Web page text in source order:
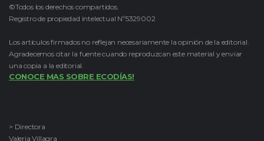
©Todos los derechos compartidos.
Registro de propiedad intelectual Nº5329002
Los artículos firmados no reflejan necesariamente la opinión de la editorial.
Agradecemos citar la fuente cuando reproduzcan este material y enviar
una copia a la editorial.
CONOCE MAS SOBRE ECODÍAS!
> Directora
Valeria Villagra